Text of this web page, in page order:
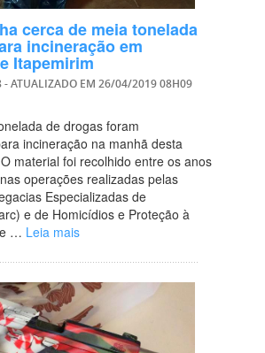
cerca de meia tonelada
incineração em
Itapemirim
- ATUALIZADO EM 26/04/2019 08H09
de drogas foram
incineração na manhã desta
material foi recolhido entre os anos
operações realizadas pelas
Especializadas de
e de Homicídios e Proteção à
e … Leia mais